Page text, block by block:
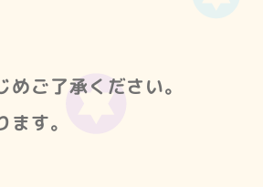
ご了承ください。
す。